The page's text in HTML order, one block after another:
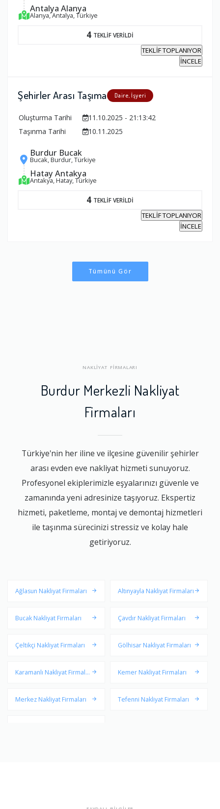
Antalya Alanya
Alanya, Antalya, Türkiye
4 TEKLİF VERİLDİ
TEKLİF TOPLANIYOR
İNCELE
Şehirler Arası Taşıma Daire, İşyeri
Oluşturma Tarihi
11.10.2025 - 21:13:42
Taşınma Tarihi
10.11.2025
Burdur Bucak
Bucak, Burdur, Türkiye
Hatay Antakya
Antakya, Hatay, Türkiye
4 TEKLİF VERİLDİ
TEKLİF TOPLANIYOR
İNCELE
Tümünü Gör
NAKLİYAT FİRMALARI
Burdur Merkezli Nakliyat
Firmaları
Türkiye'nin her iline ve ilçesine güvenilir şehirler
arası evden eve nakliyat hizmeti sunuyoruz.
Profesyonel ekiplerimizle eşyalarınızı güvenle ve
zamanında yeni adresinize taşıyoruz. Ekspertiz
hizmeti, paketleme, montaj ve demontaj hizmetleri
ile taşınma sürecinizi stressiz ve kolay hale
getiriyoruz.
Ağlasun Nakliyat Firmaları Altınyayla Nakliyat Firmaları
Bucak Nakliyat Firmaları Çavdır Nakliyat Firmaları
Çeltikçi Nakliyat Firmaları Gölhisar Nakliyat Firmaları
Karamanlı Nakliyat Firmalar
Kemer Nakliyat Firmaları
Merkez Nakliyat Firmaları Tefenni Nakliyat Firmaları